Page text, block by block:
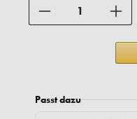
Passt dazu